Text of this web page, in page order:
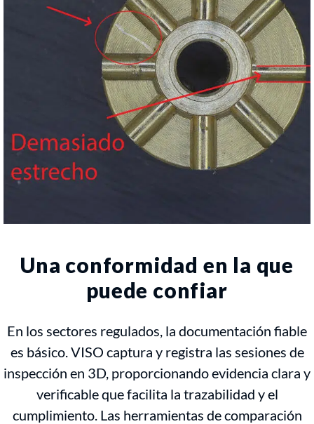
Una conformidad en la que
puede confiar
En los sectores regulados, la documentación fiable
es básico. VISO captura y registra las sesiones de
inspección en 3D, proporcionando evidencia clara y
verificable que facilita la trazabilidad y el
cumplimiento. Las herramientas de comparación